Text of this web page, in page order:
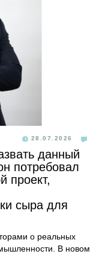
28.07.2026
данный
потребовал
проект,
сыра для
о реальных
В новом